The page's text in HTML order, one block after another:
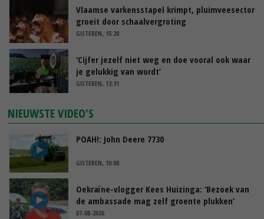
Vlaamse varkensstapel krimpt, pluimveesector
groeit door schaalvergroting
GISTEREN, 15:20
‘Cijfer jezelf niet weg en doe vooral ook waar
je gelukkig van wordt’
GISTEREN, 13:31
NIEUWSTE VIDEO'S
POAH!: John Deere 7730
GISTEREN, 10:00
Oekraïne-vlogger Kees Huizinga: ‘Bezoek van
de ambassade mag zelf groente plukken’
07-08-2026